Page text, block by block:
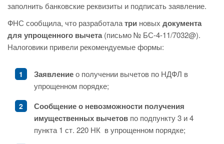
заполнить банковские реквизиты и подписать заявление.
ФНС сообщила, что разработалатри новых документа
для упрощенного вычета(письмо № БС-4-11/7032@).
Налоговики привели рекомендуемые формы:
Заявлениео получении вычетов по НДФЛ в
упрощенном порядке;
Сообщение о невозможности получения
имущественных вычетов по подпункту 3 и 4
пункта 1 ст. 220 НК в упрощенном порядке;